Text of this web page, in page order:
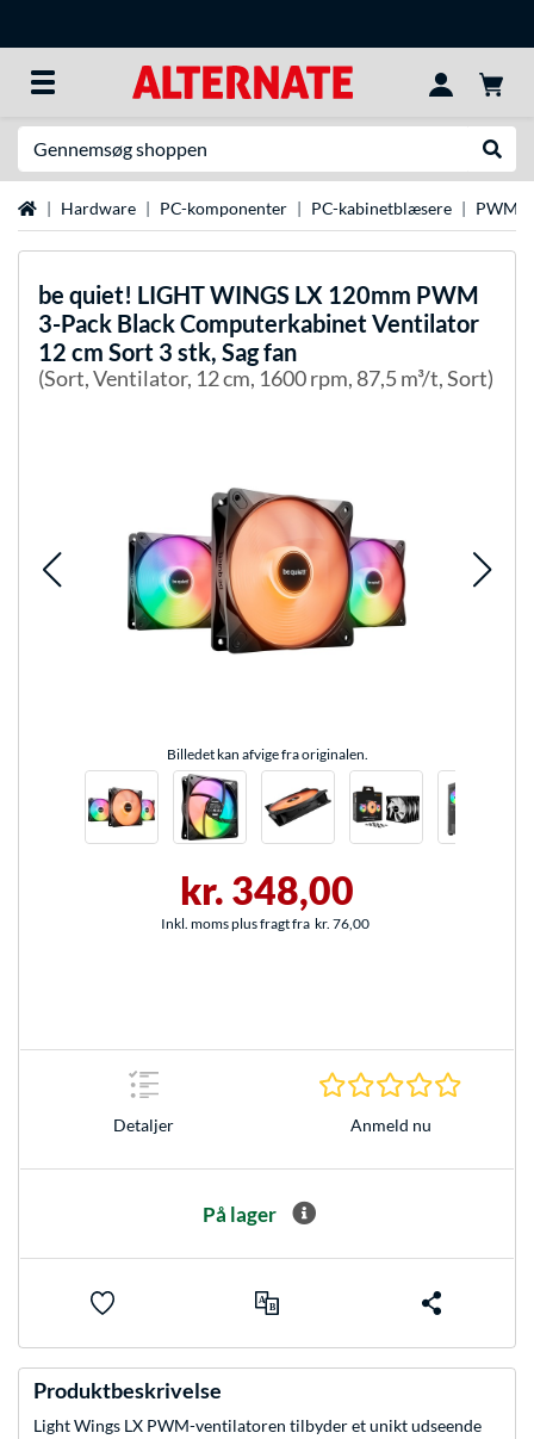
StartsideHardware PC-komponenter PC-kabinetblæsere PWM-
be quiet! LIGHT WINGS LX 120mm PWM
3-Pack Black Computerkabinet Ventilator
12 cm Sort 3 stk, Sag fan
(Sort, Ventilator, 12 cm, 1600 rpm, 87,5 m³/t, Sort)
Billedet kan afvige fra originalen.
kr. 348,00
Inkl. moms plus fragt fra kr. 76,00
Detaljer Anmeld nu
På lager
Produktbeskrivelse
Light Wings LX PWM-ventilatoren tilbyder et unikt udseende